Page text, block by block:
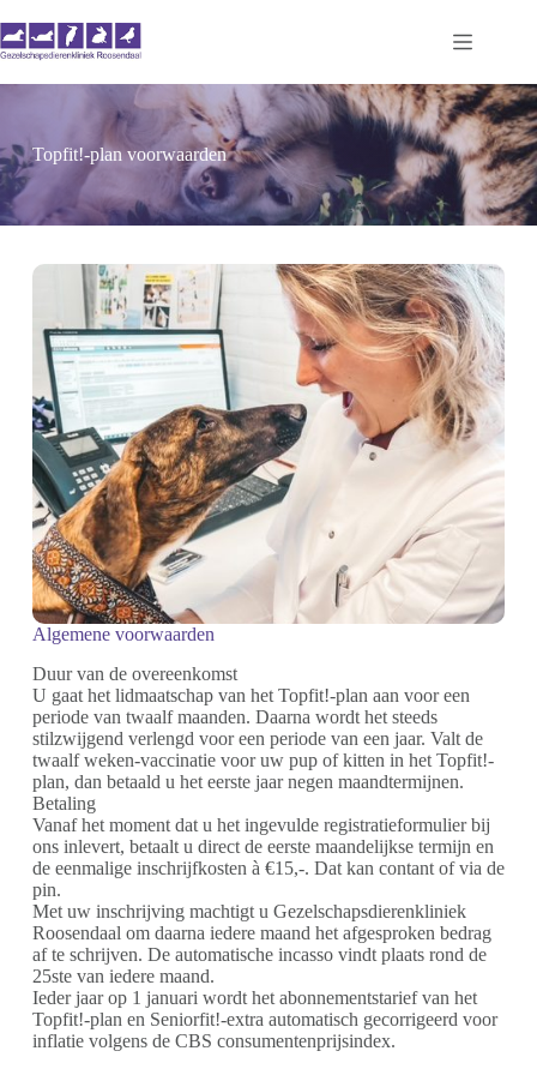
naar
de
Topfit!-plan voorwaarden
Algemene voorwaarden
Duur van de overeenkomst
U gaat het lidmaatschap van het Topfit!-plan aan voor een
periode van twaalf maanden. Daarna wordt het steeds
stilzwijgend verlengd voor een periode van een jaar. Valt de
twaalf weken-vaccinatie voor uw pup of kitten in het Topfit!-
plan, dan betaald u het eerste jaar negen maandtermijnen.
Betaling
Vanaf het moment dat u het ingevulde registratieformulier bij
ons inlevert, betaalt u direct de eerste maandelijkse termijn en
de eenmalige inschrijfkosten à €15,-. Dat kan contant of via de
pin.
Met uw inschrijving machtigt u Gezelschapsdierenkliniek
Roosendaal om daarna iedere maand het afgesproken bedrag
af te schrijven. De automatische incasso vindt plaats rond de
25ste van iedere maand.
Ieder jaar op 1 januari wordt het abonnementstarief van het
Topfit!-plan en Seniorfit!-extra automatisch gecorrigeerd voor
inflatie volgens de CBS consumentenprijsindex.